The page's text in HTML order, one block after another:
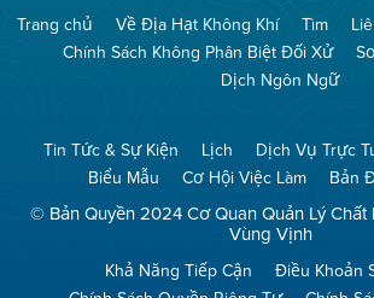
(Bảo
Toàn
Không
Khí)
No
Burn
(Không
Đốt)
Trang chủ Về Địa Hạt Không Khí Tìm
Chính Sách Không Phân Biệt Đối Xử
Dịch Ngôn Ngữ
Tin Tức & Sự Kiện Lịch Dịch Vụ Trực
Biểu Mẫu
Cơ Hội Việc Làm Bản
© Bản Quyền 2024 Cơ Quan Quản Lý
Vùng Vịnh
Khả Năng Tiếp Cận
Điều Khoản